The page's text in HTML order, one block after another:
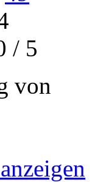
/ 5
von